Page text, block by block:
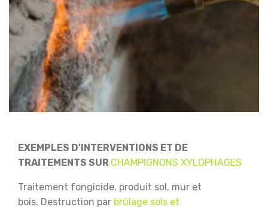
EXEMPLES D'INTERVENTIONS ET DE
TRAITEMENTS SUR CHAMPIGNONS XYLOPHAGES
Traitement fongicide, produit sol, mur et
bois. Destruction par brûlage sols et